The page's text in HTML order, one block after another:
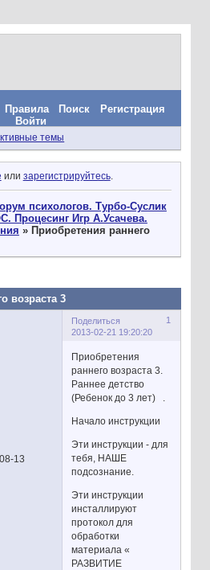
Правила Поиск
Регистрация
Войти
темы
или зарегистрируйтесь.
психологов. Турбо-Суслик
Процесинг Игр А.Усачева.
» Приобретения раннего
возраста 3
Поделиться
1
2013-02-21 19:20:20
13
Приобретения
раннего возраста 3.
Раннее детство
(Ребенок до 3 лет) .
Начало инструкции
Эти инструкции - для
тебя, НАШЕ
подсознание.
Эти инструкции
инсталлируют
протокол для
обработки
материала «
РАЗВИТИЕ